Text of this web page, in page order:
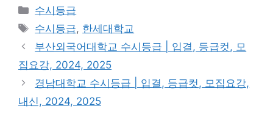
Categories
수시등급
Tags
수시등급, 한세대학교
부산외국어대학교 수시등급 | 입결, 등급컷, 모
집요강, 2024, 2025
경남대학교 수시등급 | 입결, 등급컷, 모집요강,
내신, 2024, 2025